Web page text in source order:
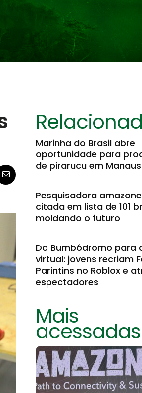
Marinha do Brasil abre
oportunidade para
de pirarucu em Manaus
Pesquisadora
citada em lista de 101
moldando o futuro
Do Bumbódromo para
virtual: jovens recriam
Parintins no Roblox e
espectadores
Mais